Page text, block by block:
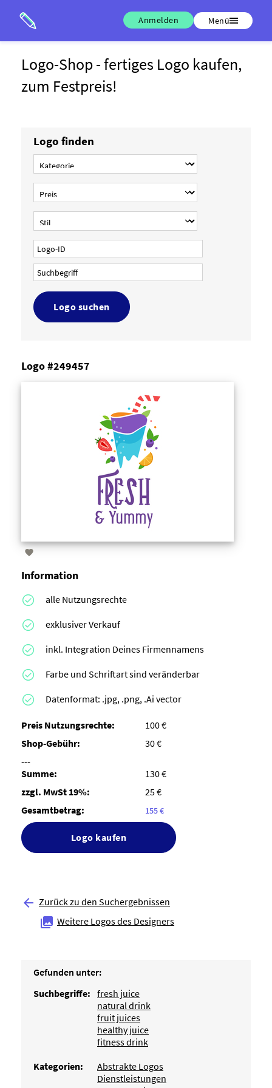
Anmelden Menü
Logo-Shop - fertiges Logo kaufen,
zum Festpreis!
Logo finden
Logo suchen
Logo #249457

Information
alle Nutzungsrechte
exklusiver Verkauf
inkl. Integration Deines Firmennamens
Farbe und Schriftart sind veränderbar
Datenformat: .jpg, .png, .Ai vector
Preis Nutzungsrechte:
100 €
Shop-Gebühr:
30 €
---
Summe:
130 €
zzgl. MwSt 19%:
25 €
Gesamtbetrag:
155 €
Logo kaufen
 Zurück zu den Suchergebnissen
 Weitere Logos des Designers
Gefunden unter:
Suchbegriffe: fresh juice
natural drink
fruit juices
healthy juice
fitness drink
Kategorien:
Abstrakte Logos
Dienstleistungen